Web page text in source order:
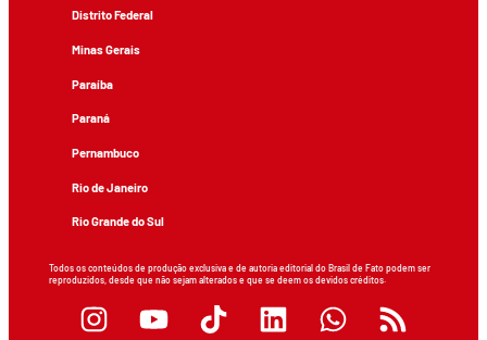
Distrito Federal
Minas Gerais
Paraíba
Paraná
Pernambuco
Rio de Janeiro
Rio Grande do Sul
Todos os conteúdos de produção exclusiva e de autoria editorial do Brasil de Fato podem ser
reproduzidos, desde que não sejam alterados e que se deem os devidos créditos.